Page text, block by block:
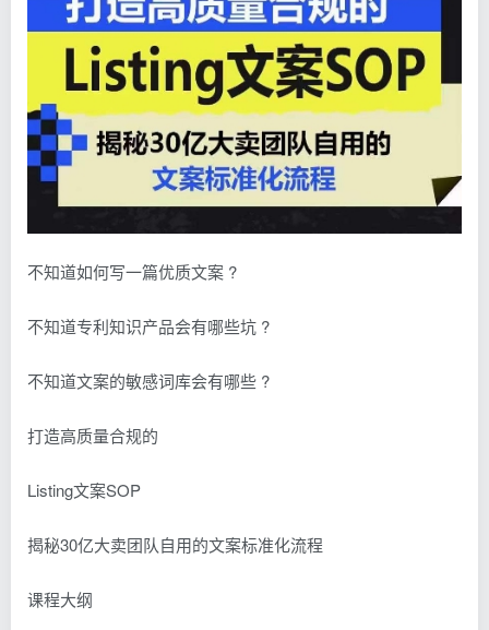
不知道如何写一篇优质文案 ?
不知道专利知识产品会有哪些坑 ?
不知道文案的敏感词库会有哪些 ?
打造高质量合规的
Listing文案SOP
揭秘30亿大卖团队自用的文案标准化流程
课程大纲